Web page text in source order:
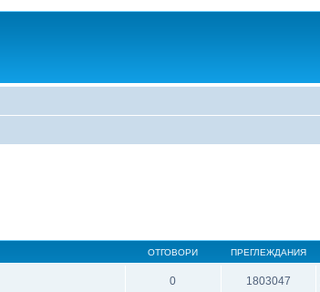
ОТГОВОРИ ПРЕГЛЕЖДАНИЯ
0 1803047